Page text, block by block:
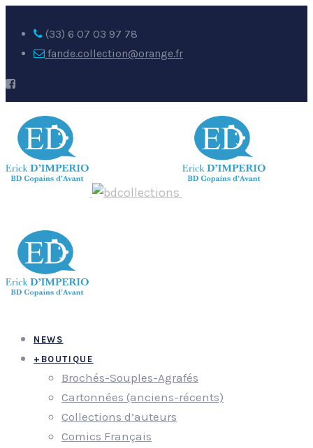
(33) 6 07 03 97 78
fande.collection@orange.fr
NEWS
+ BOUTIQUE
Brochés-Souples-Agrafés
Cartonnées (anciens-récents)
Collections d’auteurs
Comics Français